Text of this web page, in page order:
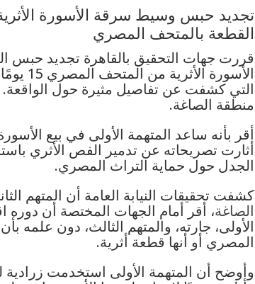
تجديد حبس وسيط سرقة الأسورة
القطعة بالمتحف المصري
قررت جهات التحقيق بالقاهرة تجديد حبس
التي كشفت عن تفاصيل مثيرة حول
منطقة الصاغة.
أقر بأنه ساعد المتهمة الأولى في بيع
أثارت تصريحاته عن تدمير الفص الأثري
الجدل حول حماية التراث المصري.
كشفت تحقيقات النيابة العامة أن المتهم
الصاغة، أقر أمام الجهات المختصة أن دوره
الأولى، جارته، والمتهم الثالث، دون
المصري أو أنها قطعة أثرية.
وأوضح أن المتهمة الأولى استخدمت زرادية